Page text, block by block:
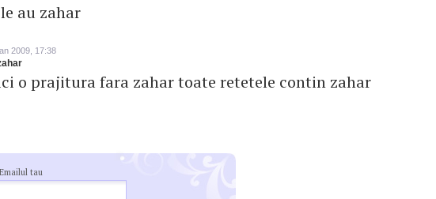
au zahar
2009, 17:38
o prajitura fara zahar toate retetele contin zahar
Emailul tau